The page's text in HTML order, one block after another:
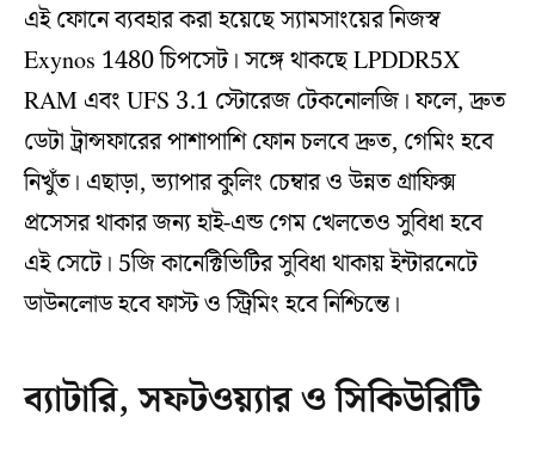
এই ফোনে ব্যবহার করা হয়েছে স্যামসাংয়ের নিজস্ব
Exynos 1480 চিপসেট। সঙ্গে থাকছে LPDDR5X
RAM এবং UFS 3.1 স্টোরেজ টেকনোলজি। ফলে, দ্রুত
ডেটা ট্রান্সফারের পাশাপাশি ফোন চলবে দ্রুত, গেমিং হবে
নিখুঁত। এছাড়া, ভ্যাপার কুলিং চেম্বার ও উন্নত গ্রাফিক্স
প্রসেসর থাকার জন্য হাই-এন্ড গেম খেলতেও সুবিধা হবে
এই সেটে। 5জি কানেক্টিভিটির সুবিধা থাকায় ইন্টারনেটে
ডাউনলোড হবে ফাস্ট ও স্ট্রিমিং হবে নিশ্চিন্তে।
ব্যাটারি, সফটওয়্যার ও সিকিউরিটি